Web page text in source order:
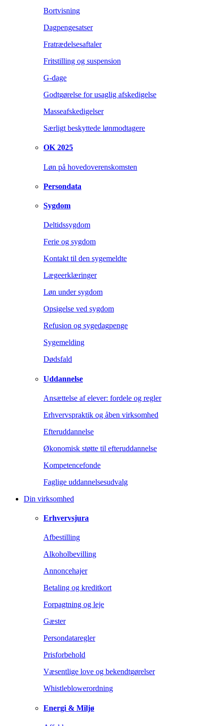
Bortvisning
Dagpengesatser
Fratrædelsesaftaler
Fritstilling og suspension
G-dage
Godtgørelse for usaglig afskedigelse
Masseafskedigelser
Særligt beskyttede lønmodtagere
OK 2025
Løn på hovedoverenskomsten
Persondata
Sygdom
Deltidssygdom
Ferie og sygdom
Kontakt til den sygemeldte
Lægeerklæringer
Løn under sygdom
Opsigelse ved sygdom
Refusion og sygedagpenge
Sygemelding
Dødsfald
Uddannelse
Ansættelse af elever: fordele og regler
Erhvervspraktik og åben virksomhed
Efteruddannelse
Økonomisk støtte til efteruddannelse
Kompetencefonde
Faglige uddannelsesudvalg
Din virksomhed
Erhvervsjura
Afbestilling
Alkoholbevilling
Annoncehajer
Betaling og kreditkort
Forpagtning og leje
Gæster
Persondataregler
Prisforbehold
Væsentlige love og bekendtgørelser
Whistleblowerordning
Energi & Miljø